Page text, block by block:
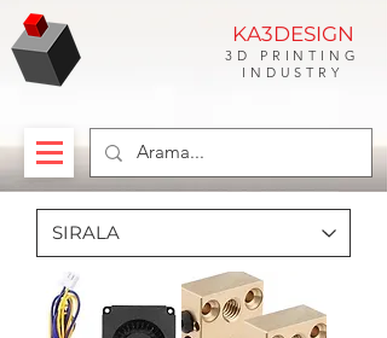
KA3DESIGN
3D PRINTING
INDUSTRY